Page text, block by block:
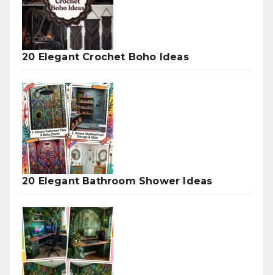
20 Elegant Crochet Boho Ideas
20 Elegant Bathroom Shower Ideas